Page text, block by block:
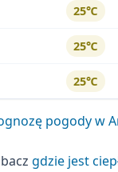
25℃
25℃
25℃
pogody w
gdzie jest